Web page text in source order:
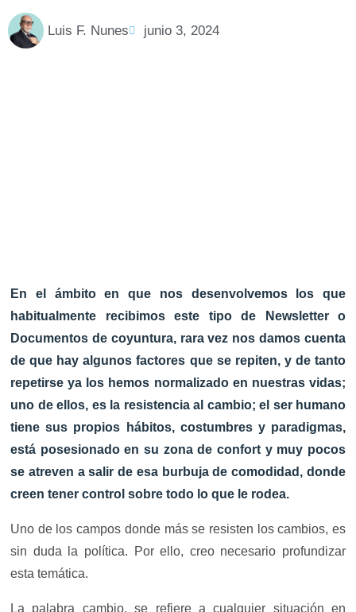
Luis F. Nunes junio 3, 2024
En el ámbito en que nos desenvolvemos los que
habitualmente recibimos este tipo de Newsletter o
Documentos de coyuntura, rara vez nos damos cuenta
de que hay algunos factores que se repiten, y de tanto
repetirse ya los hemos normalizado en nuestras vidas;
uno de ellos, es la resistencia al cambio; el ser humano
tiene sus propios hábitos, costumbres y paradigmas,
está posesionado en su zona de confort y muy pocos
se atreven a salir de esa burbuja de comodidad, donde
creen tener control sobre todo lo que le rodea.
Uno de los campos donde más se resisten los cambios, es
sin duda la política. Por ello, creo necesario profundizar
esta temática.
La palabra cambio, se refiere a cualquier situación en